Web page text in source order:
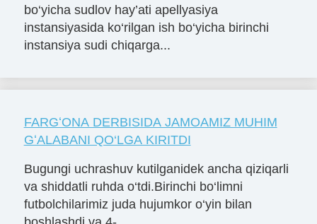
bo‘yicha sudlov hay’ati apellyasiya
instansiyasida ko‘rilgan ish bo‘yicha birinchi
instansiya sudi chiqarga...
FARGʻONA DERBISIDA JAMOAMIZ MUHIM
GʻALABANI QO‘LGA KIRITDI
Bugungi uchrashuv kutilganidek ancha qiziqarli
va shiddatli ruhda o‘tdi.Birinchi bo‘limni
futbolchilarimiz juda hujumkor o‘yin bilan